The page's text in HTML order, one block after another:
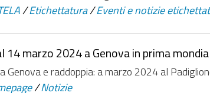
/Etichettatura /Eventi e notizie
14 marzo 2024 a Genova in prima
Genova e raddoppia: a marzo 2024 al
/Notizie